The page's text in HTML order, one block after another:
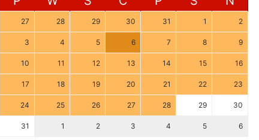
27 28 29 30 31 1 2
3 4 5 6 7 8 9
10 11 12 13 14 15 16
17 18 19 20 21 22 23
24 25 26 27 28 29 30
31 1 2 3 4 5 6